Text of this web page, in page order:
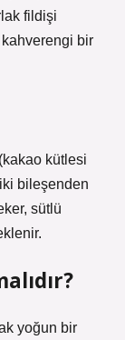
fildişi
bir
kütlesi
bileşenden
sütlü
yoğun bir